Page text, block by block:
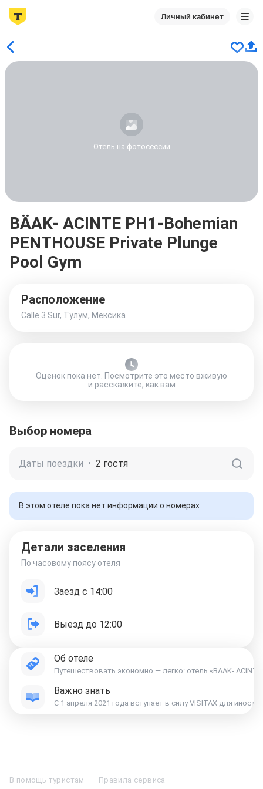
Личный кабинет
Отель на фотосессии
BÄAK- ACINTE PH1-Bohemian
PENTHOUSE Private Plunge
Pool Gym
Расположение
Calle 3 Sur, Тулум, Мексика
Оценок пока нет. Посмотрите это место вживую
и расскажите, как вам
Выбор номера
Даты поездки • 2 гостя
В этом отеле пока нет информации о номерах
Детали заселения
По часовому поясу отеля
Заезд с 14:00
Выезд до 12:00
Об отеле
Путешествовать экономно — легко: отель «BÄAK-
Важно знать
С 1 апреля 2021 года вступает в силу VISITAX для
Отели в КазаниОтели в Нижнем Новгороде
В помощь туристам Правила сервиса